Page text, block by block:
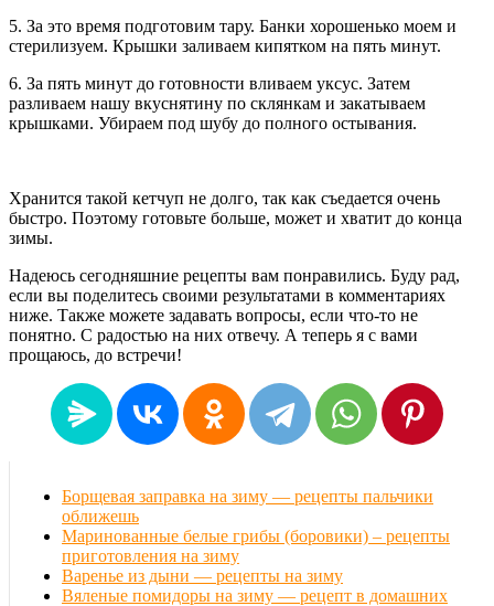
5. За это время подготовим тару. Банки хорошенько моем и
стерилизуем. Крышки заливаем кипятком на пять минут.
6. За пять минут до готовности вливаем уксус. Затем
разливаем нашу вкуснятину по склянкам и закатываем
крышками. Убираем под шубу до полного остывания.
Хранится такой кетчуп не долго, так как съедается очень
быстро. Поэтому готовьте больше, может и хватит до конца
зимы.
Надеюсь сегодняшние рецепты вам понравились. Буду рад,
если вы поделитесь своими результатами в комментариях
ниже. Также можете задавать вопросы, если что-то не
понятно. С радостью на них отвечу. А теперь я с вами
прощаюсь, до встречи!
Борщевая заправка на зиму — рецепты пальчики
оближешь
Маринованные белые грибы (боровики) – рецепты
приготовления на зиму
Варенье из дыни — рецепты на зиму
Вяленые помидоры на зиму — рецепт в домашних